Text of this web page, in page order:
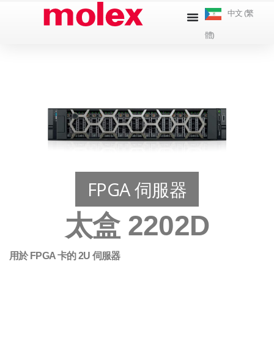
中文 (繁
體)
FPGA 伺服器
太盒 2202D
用於 FPGA 卡的 2U 伺服器